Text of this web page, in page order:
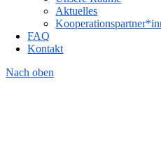
Aktuelles
FAQ
Kontakt
Nach oben